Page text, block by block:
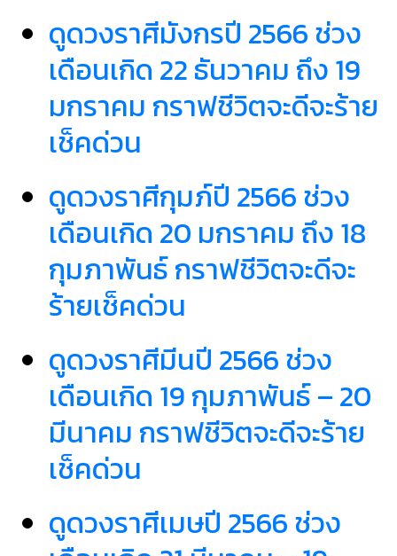
ดูดวงราศีมังกรปี 2566 ช่วง
เดือนเกิด 22 ธันวาคม ถึง 19
มกราคม กราฟชีวิตจะดีจะร้าย
เช็คด่วน
ดูดวงราศีกุมภ์ปี 2566 ช่วง
เดือนเกิด 20 มกราคม ถึง 18
กุมภาพันธ์ กราฟชีวิตจะดีจะ
ร้ายเช็คด่วน
ดูดวงราศีมีนปี 2566 ช่วง
เดือนเกิด 19 กุมภาพันธ์ – 20
มีนาคม กราฟชีวิตจะดีจะร้าย
เช็คด่วน
ดูดวงราศีเมษปี 2566 ช่วง